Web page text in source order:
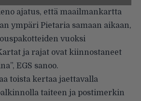
ajatus, että maailmankartta
ympäri Pietaria samaan aikaan,
vuoksi
ja rajat ovat kiinnostaneet
EGS sanoo.
toista kertaa jaettavalla
taiteen ja postimerkin